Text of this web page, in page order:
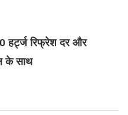
हर्ट्ज रिफ्रेश दर और
के साथ